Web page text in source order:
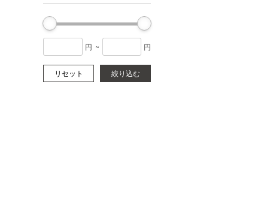
円 ~ 円
リセット 絞り込む